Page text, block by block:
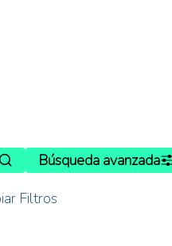
Búsqueda avanzada
Filtros